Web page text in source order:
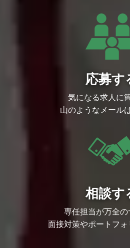
応募す
気になる求人に
山のようなメール
相談す
専任担当が万全の
面接対策やポートフ